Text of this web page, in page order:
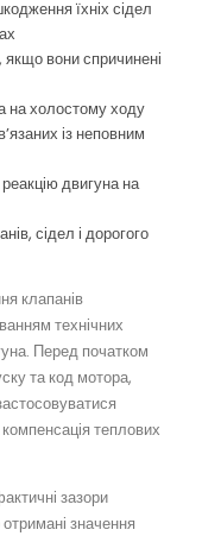
їхніх сідел
якщо вони спричинені
на холостому ходу
із неповним
двигуна на
сідел і дорогого
клапанів
технічних
Перед початком
та код мотора,
теплових
зазори
значення